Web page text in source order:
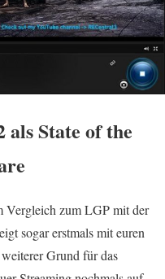
State of the
Vergleich zum LGP mit der
sogar erstmals mit euren
Grund für das